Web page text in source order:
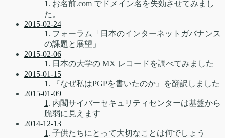
1 . お名前.com でドメイン名を失効させてみまし
た。
2015-02-24
1 . フォーラム「日本のインターネットガバナンス
の課題と展望」
2015-02-06
1 . 日本の大学の MX レコードを調べてみました
2015-01-15
1 . 『なぜ私はPGPを書いたのか』を翻訳しました
2015-01-09
1 . 内閣サイバーセキュリティセンターは基盤から
脆弱に見えます
2014-12-13
1 . 子供たちにとって大切なことは何でしょう